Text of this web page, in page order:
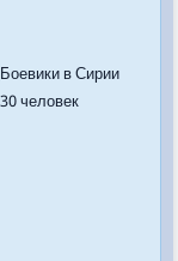
Боевики в Сирии
человек